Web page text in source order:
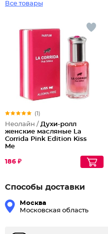
Все товары
(1)
Неолайн / Духи-ролл
женские масляные La
Corrida Pink Edition Kiss
Me
186 ₽
Способы доставки
Москва
Московская область